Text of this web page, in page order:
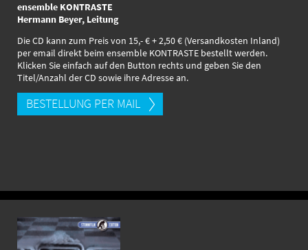
ensemble KONTRASTE
Hermann Beyer, Leitung
Die CD kann zum Preis von 15,- € + 2,50 € (Versandkosten Inland)
per email direkt beim ensemble KONTRASTE bestellt werden.
Klicken Sie einfach auf den Button rechts und geben Sie den
Titel/Anzahl der CD sowie ihre Adresse an.
BESTELLUNG PER MAIL